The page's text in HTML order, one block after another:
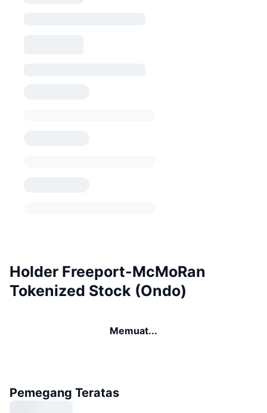
Holder Freeport-McMoRan
Tokenized Stock (Ondo)
Memuat...
Pemegang Teratas